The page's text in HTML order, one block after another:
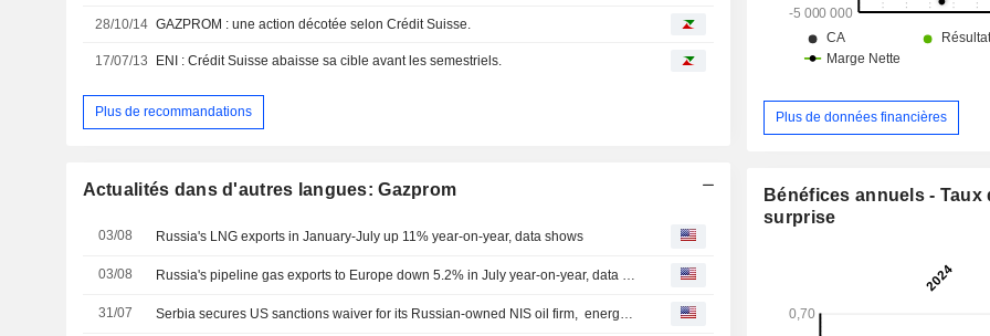
28/10/14 GAZPROM : une action décotée selon Crédit Suisse.
17/07/13 ENI : Crédit Suisse abaisse sa cible avant les semestriels.
Plus de recommandations
Actualités dans d'autres langues: Gazprom
03/08 Russia's LNG exports in January-July up 11% year-on-year, data shows
03/08
31/07
Plus de données financières
Bénéfices annuels - Taux
surprise